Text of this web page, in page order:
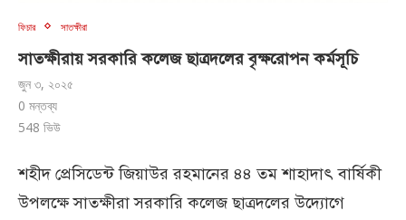
ফিচার সাতক্ষীরা
সাতক্ষীরায় সরকারি কলেজ ছাত্রদলের বৃক্ষরোপন কর্মসূচি
জুন ৩, ২০২৫
0 মন্তব্য
548 ভিউ
শহীদ প্রেসিডেন্ট জিয়াউর রহমানের ৪৪ তম শাহাদাৎ বার্ষিকী
উপলক্ষে সাতক্ষীরা সরকারি কলেজ ছাত্রদলের উদ্যোগে